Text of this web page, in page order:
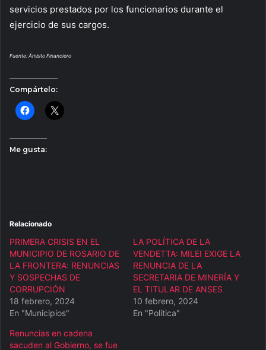
servicios prestados por los funcionarios durante el
ejercicio de sus cargos.
Fuente: Ámbito Financiero
Compártelo:
Me gusta:
Relacionado
PRIMERA CRISIS EN EL
MUNICIPIO DE ROSARIO DE
LA FRONTERA: RENUNCIAS
Y SOSPECHAS DE
CORRUPCIÓN
18 febrero, 2024
En "Municipios"
LA POLÍTICA DE LA
VENDETTA: MILEI EXIGE LA
RENUNCIA DE LA
SECRETARIA DE MINERÍA Y
EL TITULAR DE ANSES
10 febrero, 2024
En "Política"
Renuncias en cadena
sacuden al Gobierno, se fue